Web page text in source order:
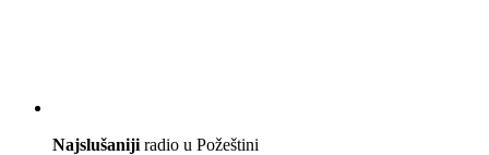
Najslušaniji radio u Požeštini